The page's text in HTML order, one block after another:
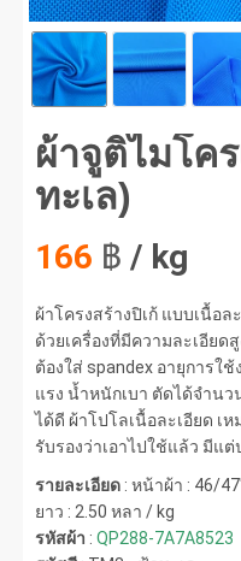
จูติไมโครเนื้อละเอียด(ฟ้าทะ
ผ้าจูติไมโค
ทะเล)
166 ฿ / kg
ผ้าโครงสร้างปิเก้ แบบเนื้อล
ด้วยเครื่องที่มีความละเอียด
ต้องใส่ spandex อายุการ
แรง น้ำหนักเบา ตัดได้จำน
ได้ดี ผ้าโปโลเนื้อละเอียด เ
รับรองว่าเอาไปใช้แล้ว มีแ
รายละเอียด : หน้าผ้า : 46/
ยาว : 2.50 หลา / kg
รหัสผ้า :QP288-7A7A8523